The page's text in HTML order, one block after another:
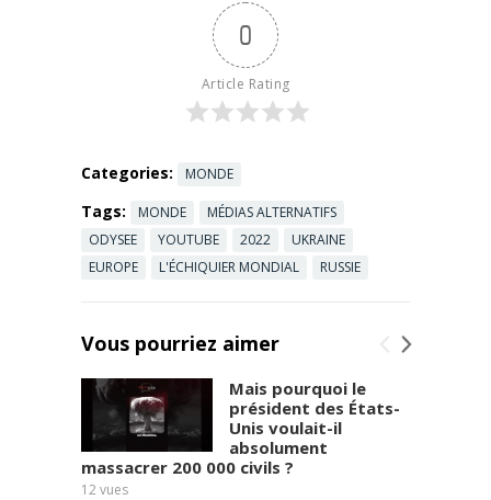
0
Article Rating
Categories: MONDE
Tags: MONDE
MÉDIAS ALTERNATIFS
ODYSEE
YOUTUBE 2022
UKRAINE
EUROPE
L'ÉCHIQUIER MONDIAL RUSSIE
Vous pourriez aimer
Mais pourquoi le
président des États-
Unis voulait-il
absolument
massacrer 200 000 civils ?
12vues